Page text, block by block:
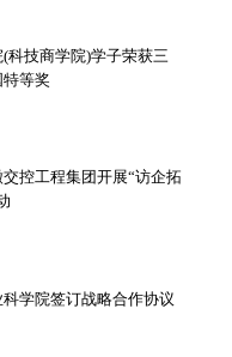
科技商学院)学子荣获三
等奖
控工程集团开展“访企拓
学院签订战略合作协议